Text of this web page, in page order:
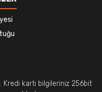
Kredi kartı bilgileriniz 256bit